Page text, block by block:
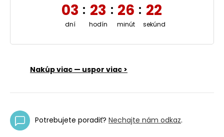
03
dní
: 23
hodín
: 26
minút
: 21
sekúnd
Nakúp viac — uspor viac >
Potrebujete poradiť? Nechajte nám odkaz.